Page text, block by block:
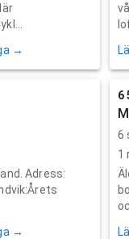
→
Adress:
→
6
6
1